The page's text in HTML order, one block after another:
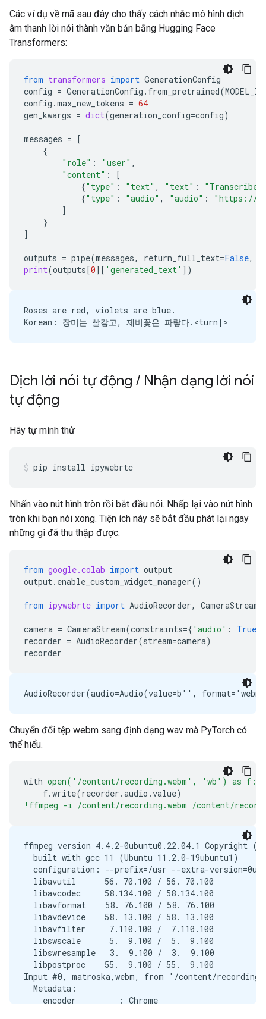
Các ví dụ về mã sau đây cho thấy cách nhắc mô hình dịch
âm thanh lời nói thành văn bản bằng Hugging Face
Transformers:
from transformers import GenerationConfig
config = GenerationConfig . from_pretrained(MODEL_ID
config .max_new_tokens = 64
gen_kwargs = dict(generation_config=config)
messages = [
{
"role" : "user" ,
"content" :
[
{"type" : "text" , "text" :
"Transcribe
{"type" : "audio" , "audio" :
"https://
]
}
]
outputs = pipe(messages, return_full_text=False,
print(outputs[0][ 'generated_text' ])
Roses are red, violets are blue.
Dịch lời nói tự động / Nhận dạng lời nói
tự động
Hãy tự mình thử
pip install ipywebrtc
Nhấn vào nút hình tròn rồi bắt đầu nói. Nhấp lại vào nút hình
tròn khi bạn nói xong. Tiện ích này sẽ bắt đầu phát lại ngay
những gì đã thu thập được.
from google.colab import output
output. enable_custom_widget_manager()
from ipywebrtc import AudioRecorder, CameraStream
camera = CameraStream(constraints={ 'audio' : True
recorder = AudioRecorder(stream=camera)
recorder
Chuyển đổi tệp webm sang định dạng wav mà PyTorch có
thể hiểu.
with open('/content/recording.webm', 'wb') as f:
f.write(recorder .audio .value)
!ffmpeg -i /content/recording.webm /content/
ffmpeg version 4.4.2-0ubuntu0.22.04.1 Copyright (c)
  built with gcc 11 (Ubuntu 11.2.0-19ubuntu1)
configuration: --prefix=/usr --extra-
  libavutil      56. 70.100 / 56. 70.100
  libavcodec     58.134.100 / 58.134.100
  libavformat    58. 76.100 / 58. 76.100
  libavdevice    58. 13.100 / 58. 13.100
  libavfilter     7.110.100 /  7.110.100
  libswscale      5.  9.100 /  5.  9.100
  libswresample   3.  9.100 /  3.  9.100
  libpostproc    55.  9.100 / 55.  9.100
Input #0, matroska,webm, from '/content/
  Metadata:
    encoder         : Chrome